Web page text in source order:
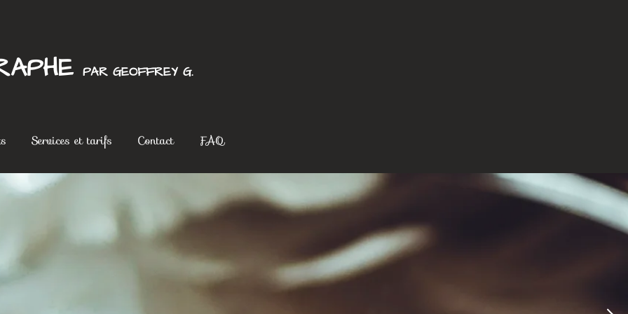
PAR GEOFFREY G.
Services et tarifs Contact FAQ